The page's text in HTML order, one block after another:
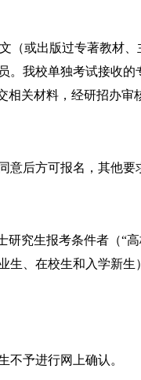
（或出版过专著教材
。我校单独考试接收的
相关材料，经研招办审
意后方可报名， 其他要
研究生报考条件者（“
生、在校生和入学新生
不予进行网上确认。